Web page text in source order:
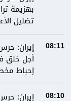
بهزيمة
تضليل
08:11
إيران:
أجل خلق
إحباط
08:10
إيران: